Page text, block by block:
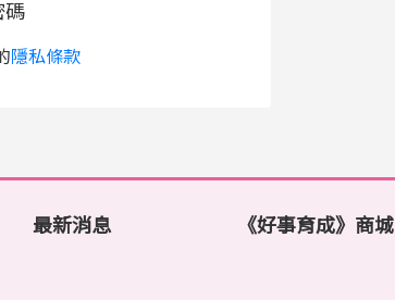
碼
隱私條款
最新消息 《好事育成》商城